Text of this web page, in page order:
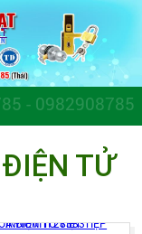
- 0982908785
TỬ